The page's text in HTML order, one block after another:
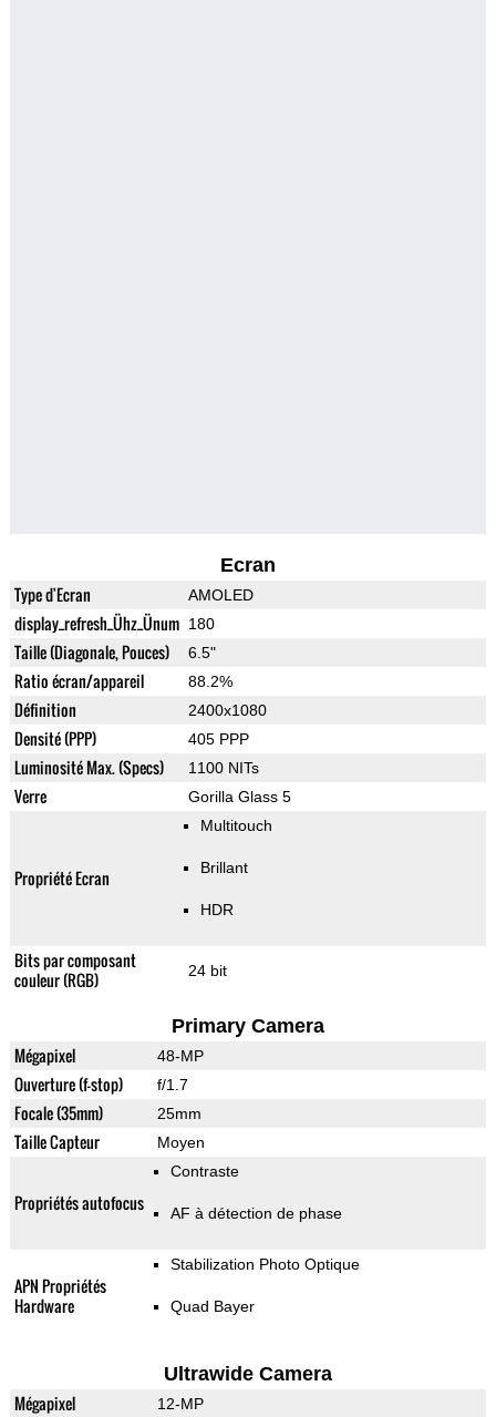
Ecran
Type d'Ecran AMOLED
display_refresh_Ühz_Ünum 180
Taille (Diagonale, Pouces) 6.5"
Ratio écran/appareil 88.2%
Définition 2400x1080
Densité (PPP) 405 PPP
Luminosité Max. (Specs) 1100 NITs
Verre Gorilla Glass 5
Propriété Ecran
Multitouch
Brillant
HDR
Bits par composant
couleur (RGB)
24 bit
Primary Camera
Mégapixel 48-MP
Ouverture (f-stop) f/1.7
Focale (35mm) 25mm
Taille Capteur Moyen
Propriétés autofocus
Contraste
AF à détection de phase
APN Propriétés
Hardware
Stabilization Photo Optique
Quad Bayer
Ultrawide Camera
Mégapixel 12-MP